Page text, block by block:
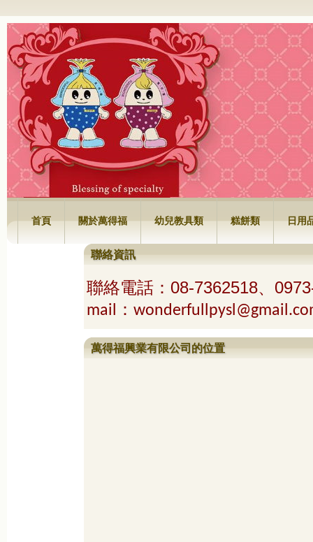
萬得福興業有限公司
首頁 關於萬得福 幼兒教具類 糕餅類 日用
聯絡資訊
聯絡電話 ： 08-7362518、
mail：
萬得福興業有限公司的位置